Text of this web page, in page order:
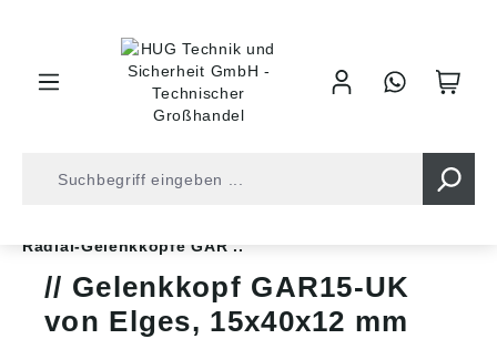
Radial-Gelenkköpfe GAR ..
Gelenkkopf GAR15-UK
von Elges, 15x40x12 mm